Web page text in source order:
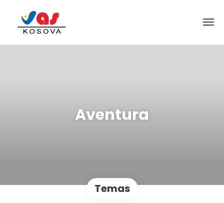
Aventura
Temas